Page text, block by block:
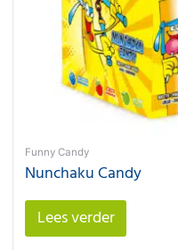
Funny Candy
Nunchaku Candy
Lees verder